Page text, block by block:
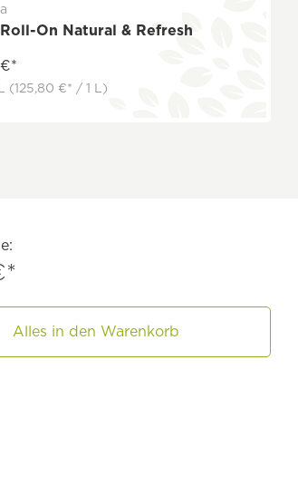
On Natural & Refresh
(125,80 €* / 1 L)
Alles in den Warenkorb